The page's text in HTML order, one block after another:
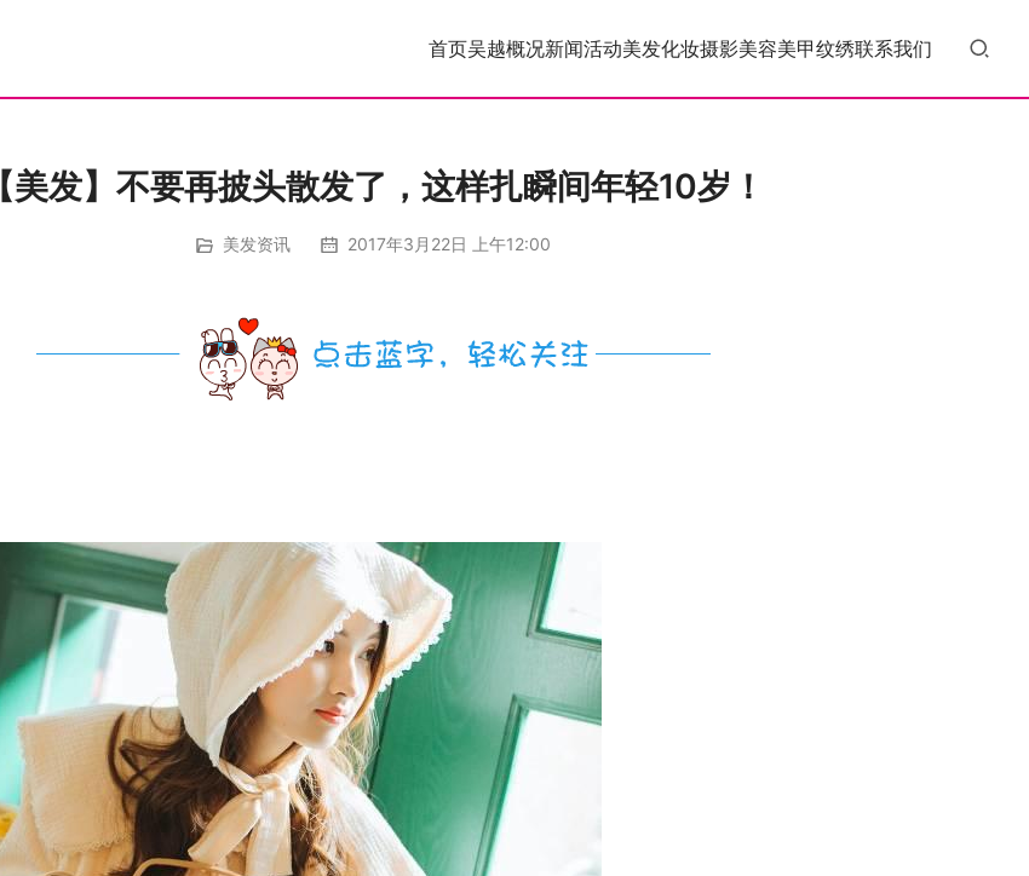
首页吴越概况新闻活动美发化妆摄影美容美甲纹绣联系我们
【美发】不要再披头散发了，这样扎瞬间年轻10岁！
美发资讯 2017年3月22日 上午12:00